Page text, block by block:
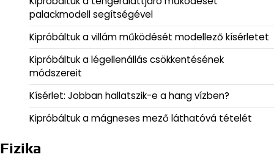
palackmodell segítségével
Kipróbáltuk a villám működését modellező kísérletet
Kipróbáltuk a légellenállás csökkentésének
módszereit
Kísérlet: Jobban hallatszik-e a hang vízben?
Kipróbáltuk a mágneses mező láthatóvá tételét
Fizika